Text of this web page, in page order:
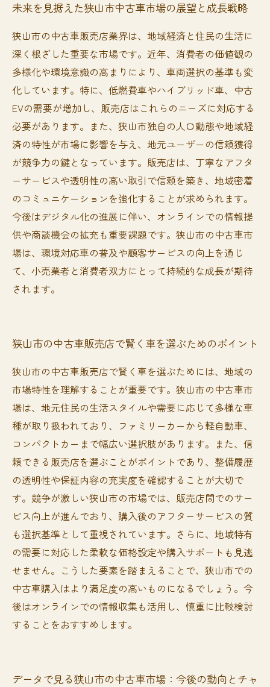
未来を見据えた狭山市中古車市場の展望と成長戦略
狭山市の中古車販売店業界は、地域経済と住民の生活に
深く根ざした重要な市場です。近年、消費者の価値観の
多様化や環境意識の高まりにより、車両選択の基準も変
化しています。特に、低燃費車やハイブリッド車、中古
EVの需要が増加し、販売店はこれらのニーズに対応する
必要があります。また、狭山市独自の人口動態や地域経
済の特性が市場に影響を与え、地元ユーザーの信頼獲得
が競争力の鍵となっています。販売店は、丁寧なアフタ
ーサービスや透明性の高い取引で信頼を築き、地域密着
のコミュニケーションを強化することが求められます。
今後はデジタル化の進展に伴い、オンラインでの情報提
供や商談機会の拡充も重要課題です。狭山市の中古車市
場は、環境対応車の普及や顧客サービスの向上を通じ
て、小売業者と消費者双方にとって持続的な成長が期待
されます。
狭山市の中古車販売店で賢く車を選ぶためのポイント
狭山市の中古車販売店で賢く車を選ぶためには、地域の
市場特性を理解することが重要です。狭山市の中古車市
場は、地元住民の生活スタイルや需要に応じて多様な車
種が取り扱われており、ファミリーカーから軽自動車、
コンパクトカーまで幅広い選択肢があります。また、信
頼できる販売店を選ぶことがポイントであり、整備履歴
の透明性や保証内容の充実度を確認することが大切で
す。競争が激しい狭山市の市場では、販売店間でのサー
ビス向上が進んでおり、購入後のアフターサービスの質
も選択基準として重視されています。さらに、地域特有
の需要に対応した柔軟な価格設定や購入サポートも見逃
せません。こうした要素を踏まえることで、狭山市での
中古車購入はより満足度の高いものになるでしょう。今
後はオンラインでの情報収集も活用し、慎重に比較検討
することをおすすめします。
データで見る狭山市の中古車市場：今後の動向とチャ